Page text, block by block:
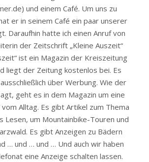
und einem Café. Um uns zu
er in seinem Café ein paar unserer
Daraufhin hatte ich einen Anruf von
der Zeitschrift „Kleine Auszeit“
ist ein Magazin der Kreiszeitung
liegt der Zeitung kostenlos bei. Es
über Werbung. Wie der
geht es in dem Magazin um eine
vom Alltag. Es gibt Artikel zum Thema
Lesen, um Mountainbike-Touren und
Es gibt Anzeigen zu Bädern
… und … und … Und auch wir haben
eine Anzeige schalten lassen.